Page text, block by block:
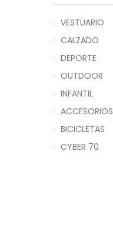
VESTUARIO
CALZADO
DEPORTE
OUTDOOR
INFANTIL
ACCESORIOS
BICICLETAS
CYBER 70